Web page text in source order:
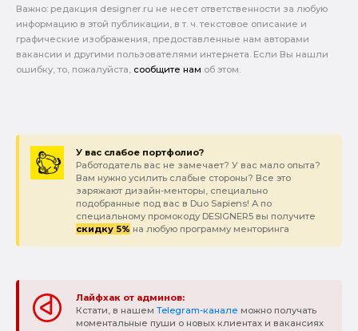
Важно: pедакция designer.ru не несет ответственности за любую
информацию в этой публикации, в т. ч. текстовое описание и
графические изображения, предоставленные нам авторами
вакансии и другими пользователями интернета. Если Вы нашли
ошибку, то, пожалуйста, сообщите нам об этом.
У вас слабое портфолио?
Работодатель вас не замечает? У вас мало опыта?
Вам нужно усилить слабые стороны? Все это
заряжают дизайн-менторы, специально
подобранные под вас в Duo Sapiens! А по
специальному промокоду DESIGNER5 вы получите
скидку 5% на любую программу менторинга
Лайфхак от админов:
Кстати, в нашем Telegram-канале можно получать
моментальные пуши о новых клиентах и вакансиях